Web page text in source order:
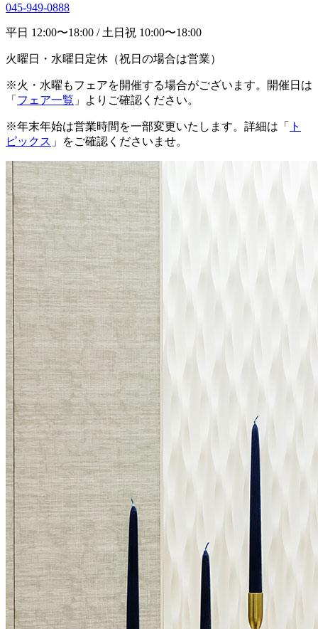
045-949-0888
平日 12:00〜18:00 / 土日祝 10:00〜18:00
火曜日・水曜日定休（祝日の場合は営業）
※火・水曜もフェアを開催する場合がございます。開催日は
「 フェア一覧 」よりご確認ください。
※年末年始は営業時間を一部変更いたします。詳細は「
ト
ピックス 」をご確認くださいませ。